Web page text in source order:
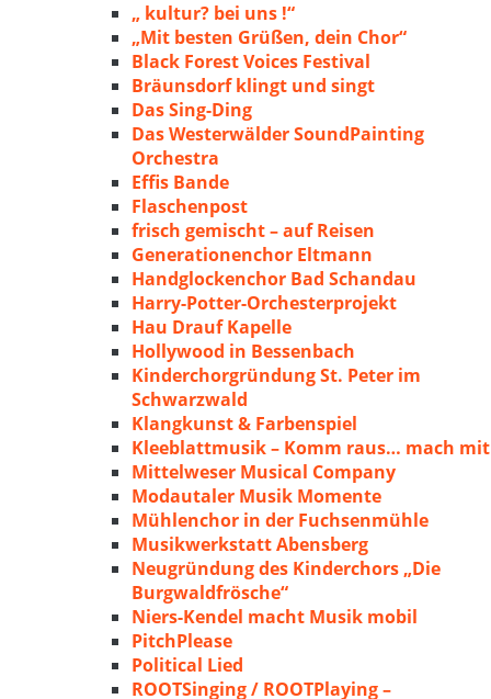
„ kultur? bei uns !“
„Mit besten Grüßen, dein Chor“
Black Forest Voices Festival
Bräunsdorf klingt und singt
Das Sing-Ding
Das Westerwälder SoundPainting
Orchestra
Effis Bande
Flaschenpost
frisch gemischt – auf Reisen
Generationenchor Eltmann
Handglockenchor Bad Schandau
Harry-Potter-Orchesterprojekt
Hau Drauf Kapelle
Hollywood in Bessenbach
Kinderchorgründung St. Peter im
Schwarzwald
Klangkunst & Farbenspiel
Kleeblattmusik – Komm raus… mach mit
Mittelweser Musical Company
Modautaler Musik Momente
Mühlenchor in der Fuchsenmühle
Musikwerkstatt Abensberg
Neugründung des Kinderchors „Die
Burgwaldfrösche“
Niers-Kendel macht Musik mobil
PitchPlease
Political Lied
ROOTSinging / ROOTPlaying –